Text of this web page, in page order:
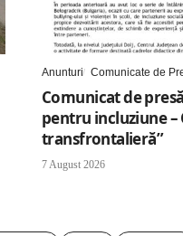
Anunturi Comunicate de
Comunicat de
pentru incluziune –
transfrontalieră”
7 August 2026